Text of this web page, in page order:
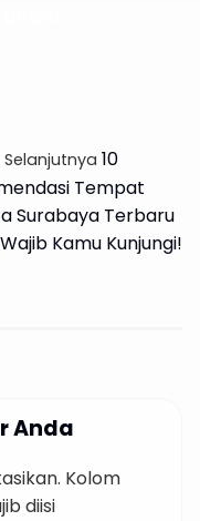
Selanjutnya 10
Tempat
Surabaya Terbaru
Kamu Kunjungi!
Anda
Kolom
diisi